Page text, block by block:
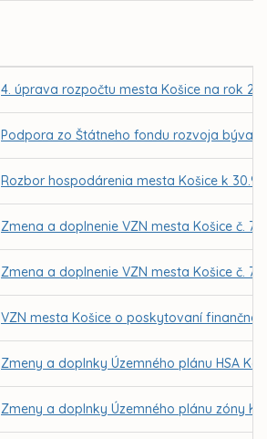
4. úprava rozpočtu mesta Košice na rok
Podpora zo Štátneho fondu rozvoja
Rozbor hospodárenia mesta Košice k
Zmena a doplnenie VZN mesta Košice č.
Zmena a doplnenie VZN mesta Košice č.
VZN mesta Košice o poskytovaní
Zmeny a doplnky Územného plánu HSA
Zmeny a doplnky Územného plánu zóny